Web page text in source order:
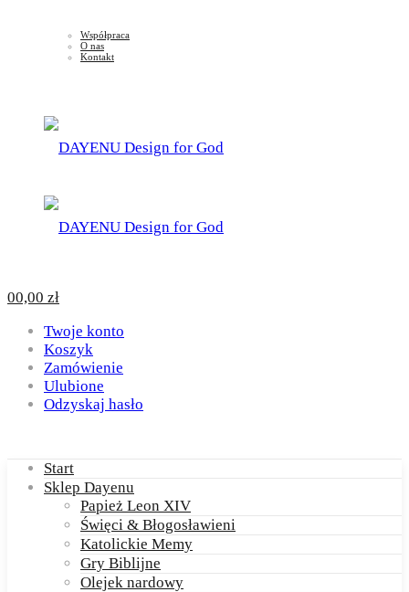
Współpraca
O nas
Kontakt
00,00 zł
Twoje konto
Koszyk
Zamówienie
Ulubione
Odzyskaj hasło
Start
Sklep Dayenu
Papież Leon XIV
Święci & Błogosławieni
Katolickie Memy
Gry Biblijne
Olejek nardowy